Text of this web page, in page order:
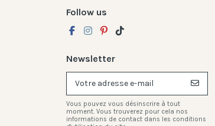
Follow us
Newsletter
Vous pouvez vous désinscrire à tout
moment. Vous trouverez pour cela nos
informations de contact dans les conditions